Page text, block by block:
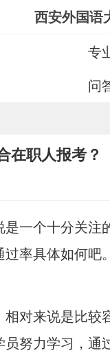
西安外国语
专
问
在职人报考？
一个十分关
率具体如何吧。
对来说是比
努力学习，通